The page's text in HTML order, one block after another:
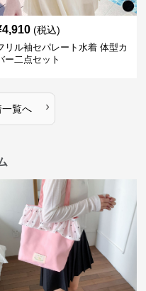
4,910 (税込)
リル袖セパレート水着 体型カ
ー二点セット
一覧へ ›